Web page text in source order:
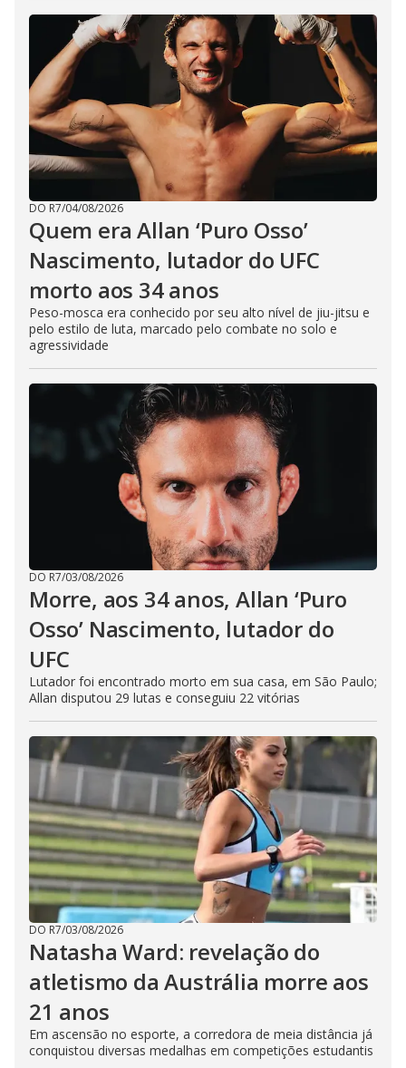
DO R7/04/08/2026
Quem era Allan ‘Puro Osso’
Nascimento, lutador do UFC
morto aos 34 anos
Peso-mosca era conhecido por seu alto nível de jiu-jitsu e
pelo estilo de luta, marcado pelo combate no solo e
agressividade
DO R7/03/08/2026
Morre, aos 34 anos, Allan ‘Puro
Osso’ Nascimento, lutador do
UFC
Lutador foi encontrado morto em sua casa, em São Paulo;
Allan disputou 29 lutas e conseguiu 22 vitórias
DO R7/03/08/2026
Natasha Ward: revelação do
atletismo da Austrália morre aos
21 anos
Em ascensão no esporte, a corredora de meia distância já
conquistou diversas medalhas em competições estudantis